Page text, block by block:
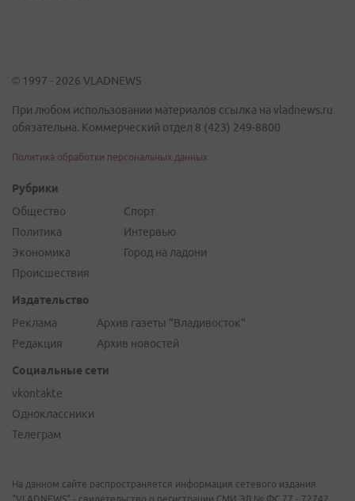
© 1997 - 2026 VLADNEWS
При любом использовании материалов ссылка на vladnews.ru
обязательна. Коммерческий отдел 8 (423) 249-8800
Политика обработки персональных данных
Рубрики
Общество
Политика
Экономика
Происшествия
Спорт
Интервью
Город на ладони
Издательство
Реклама
Редакция
Архив газеты "Владивосток"
Архив новостей
Социальные сети
vkontakte
Одноклассники
Телеграм
На данном сайте распространяется информация сетевого издания